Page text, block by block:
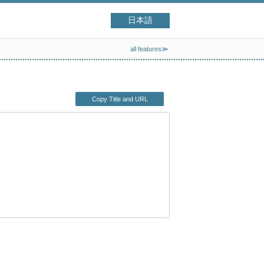
日本語
all features≫
Copy Title and URL